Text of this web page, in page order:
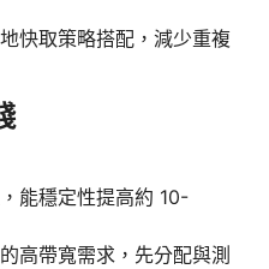
快取策略搭配，減少重複
能穩定性提高約 10-
高帶寬需求，先分配與測